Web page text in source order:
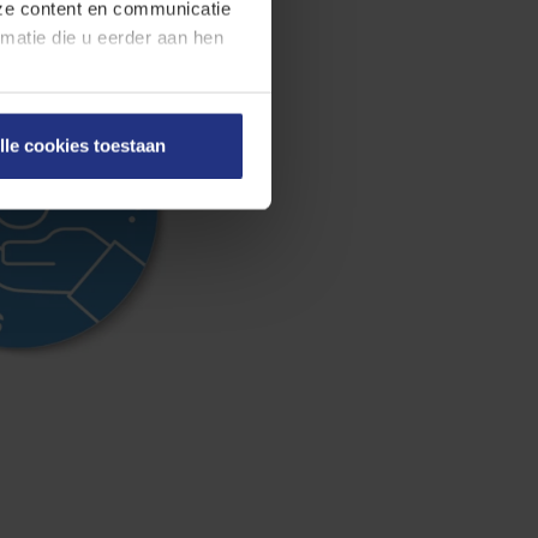
content en communicatie
die u eerder aan hen
rechts onderaan de
cookies toestaan